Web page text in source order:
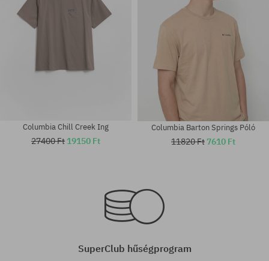
Columbia Chill Creek Ing
27400 Ft 19150 Ft
Columbia Barton Springs Póló
11820 Ft 7610 Ft
SuperClub hűségprogram